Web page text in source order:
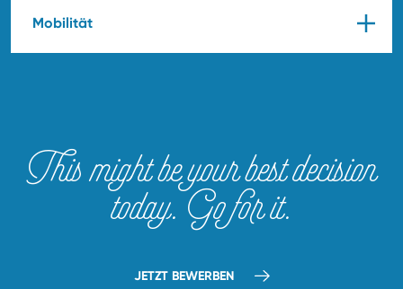
Mobilität
This might be your best decision
today. Go for it.
JETZT BEWERBEN